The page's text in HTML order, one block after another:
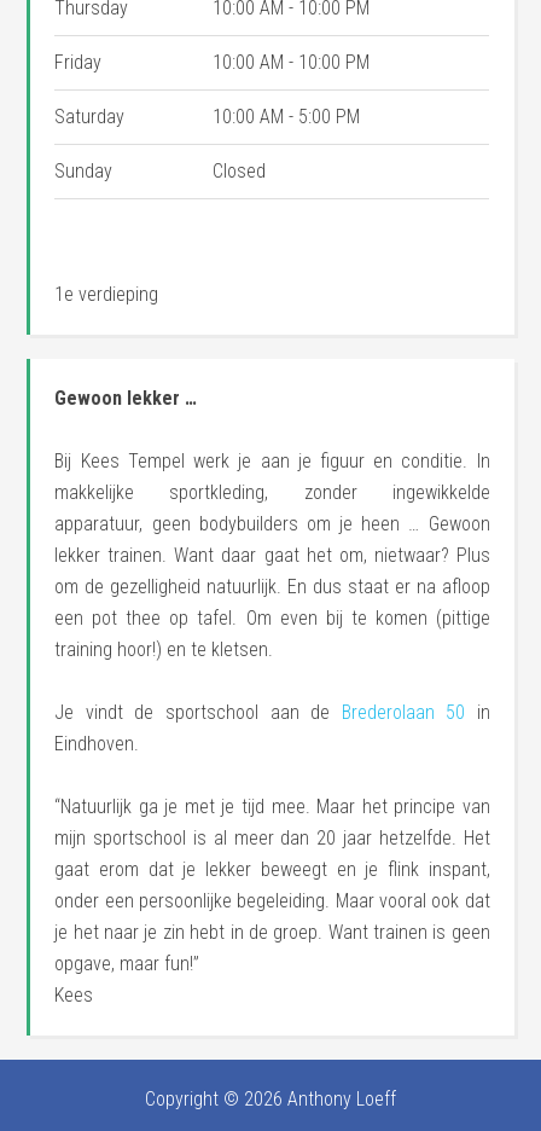
Thursday 10:00 AM - 10:00 PM
Friday 10:00 AM - 10:00 PM
Saturday 10:00 AM - 5:00 PM
Sunday Closed
1e verdieping
Gewoon lekker …
Bij Kees Tempel werk je aan je figuur en conditie. In
makkelijke sportkleding, zonder ingewikkelde
apparatuur, geen bodybuilders om je heen … Gewoon
lekker trainen. Want daar gaat het om, nietwaar? Plus
om de gezelligheid natuurlijk. En dus staat er na afloop
een pot thee op tafel. Om even bij te komen (pittige
training hoor!) en te kletsen.
Je vindt de sportschool aan de Brederolaan 50 in
Eindhoven.
“Natuurlijk ga je met je tijd mee. Maar het principe van
mijn sportschool is al meer dan 20 jaar hetzelfde. Het
gaat erom dat je lekker beweegt en je flink inspant,
onder een persoonlijke begeleiding. Maar vooral ook dat
je het naar je zin hebt in de groep. Want trainen is geen
opgave, maar fun!”
Kees
Copyright © 2026 Anthony Loeff